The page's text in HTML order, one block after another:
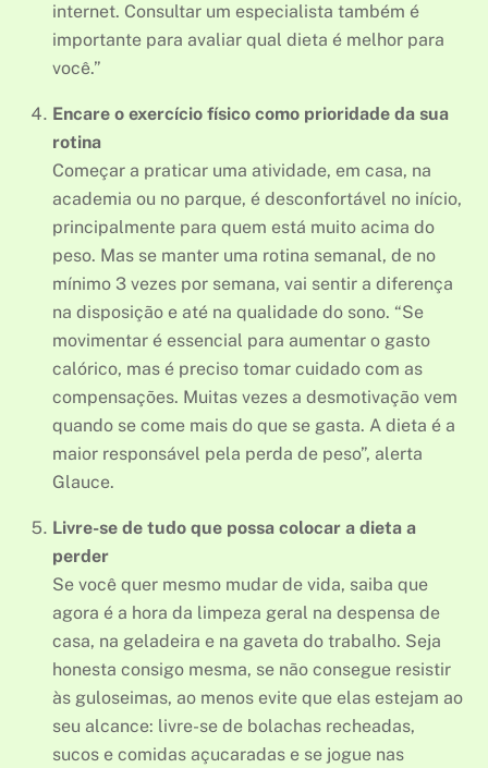
internet. Consultar um especialista também é
importante para avaliar qual dieta é melhor para
você.”
Encare o exercício físico como prioridade da sua
rotina
Começar a praticar uma atividade, em casa, na
academia ou no parque, é desconfortável no início,
principalmente para quem está muito acima do
peso. Mas se manter uma rotina semanal, de no
mínimo 3 vezes por semana, vai sentir a diferença
na disposição e até na qualidade do sono. “Se
movimentar é essencial para aumentar o gasto
calórico, mas é preciso tomar cuidado com as
compensações. Muitas vezes a desmotivação vem
quando se come mais do que se gasta. A dieta é a
maior responsável pela perda de peso”, alerta
Glauce.
Livre-se de tudo que possa colocar a dieta a
perder
Se você quer mesmo mudar de vida, saiba que
agora é a hora da limpeza geral na despensa de
casa, na geladeira e na gaveta do trabalho. Seja
honesta consigo mesma, se não consegue resistir
às guloseimas, ao menos evite que elas estejam ao
seu alcance: livre-se de bolachas recheadas,
sucos e comidas açucaradas e se jogue nas